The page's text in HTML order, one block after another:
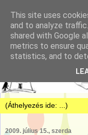
2009. július 15., szerda
This site uses
and to analyze
shared with Google
metrics to ensure
statistics, and to